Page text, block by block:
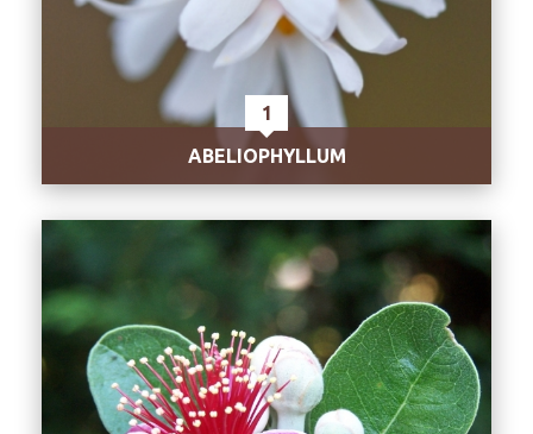
1
ABELIOPHYLLUM